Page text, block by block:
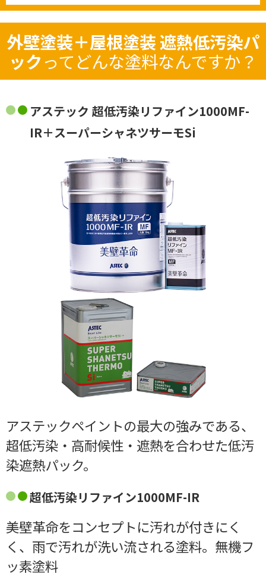
外壁塗装＋屋根塗装 遮熱低汚染パ
ックってどんな塗料なんですか？
アステック 超低汚染リファイン1000MF-
IR＋スーパーシャネツサーモSi
アステックペイントの最大の強みである、
超低汚染・高耐候性・遮熱を合わせた低汚
染遮熱パック。
超低汚染リファイン1000MF-IR
美壁革命をコンセプトに汚れが付きにく
く、雨で汚れが洗い流される塗料。無機フ
ッ素塗料